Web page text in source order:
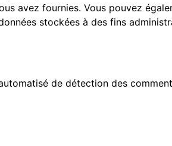
avez fournies. Vous pouvez
stockées à des fins
de détection des